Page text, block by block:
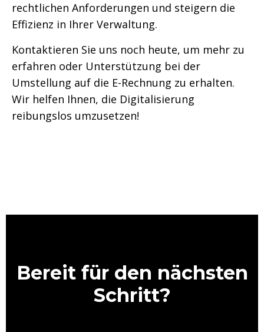
rechtlichen Anforderungen und steigern die
Effizienz in Ihrer Verwaltung.
Kontaktieren Sie uns noch heute, um mehr zu
erfahren oder Unterstützung bei der
Umstellung auf die E-Rechnung zu erhalten.
Wir helfen Ihnen, die Digitalisierung
reibungslos umzusetzen!
Bereit für den nächsten
Schritt?